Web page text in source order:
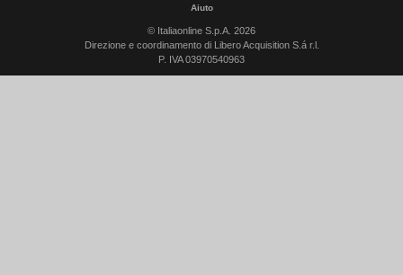
Aiuto
© Italiaonline S.p.A. 2026
Direzione e coordinamento di Libero Acquisition S.á r.l.
P. IVA 03970540963